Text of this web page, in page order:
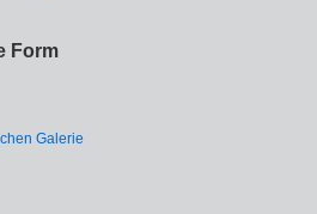
Form
Galerie